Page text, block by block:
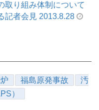
取り組み体制について
記者会見 2013.8.28
福島原発事故
汚
）